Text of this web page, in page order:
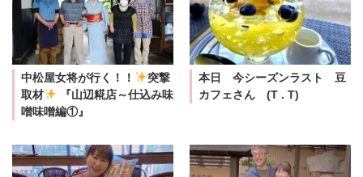
中松屋女将が行く！！
突撃
取材
『山辺糀店～仕込み味
噌味噌編①』
本日 今シーズンラスト 豆
カフェさん (T . T)